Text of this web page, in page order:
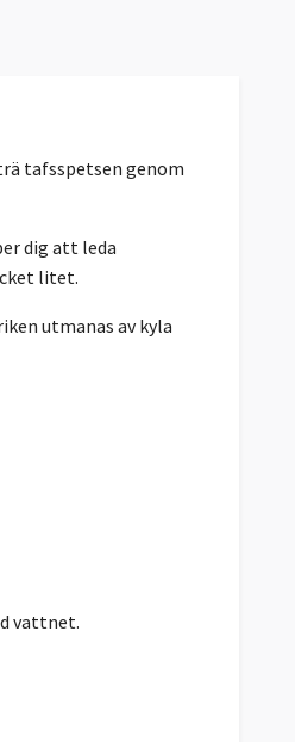
tafsspetsen genom
dig att leda
litet.
utmanas av kyla
vattnet.